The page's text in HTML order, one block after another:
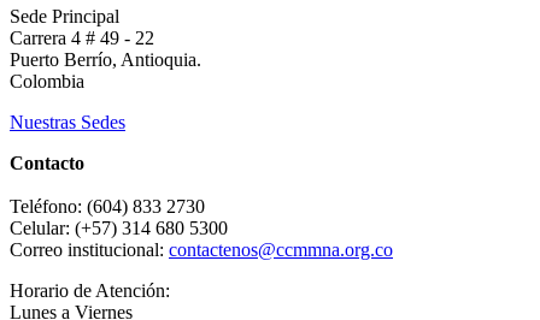
Sede Principal
Carrera 4 # 49 - 22
Puerto Berrío, Antioquia.
Colombia
Nuestras Sedes
Contacto
Teléfono: (604) 833 2730
Celular: (+57) 314 680 5300
Correo institucional: contactenos@ccmmna.org.co
Horario de Atención:
Lunes a Viernes